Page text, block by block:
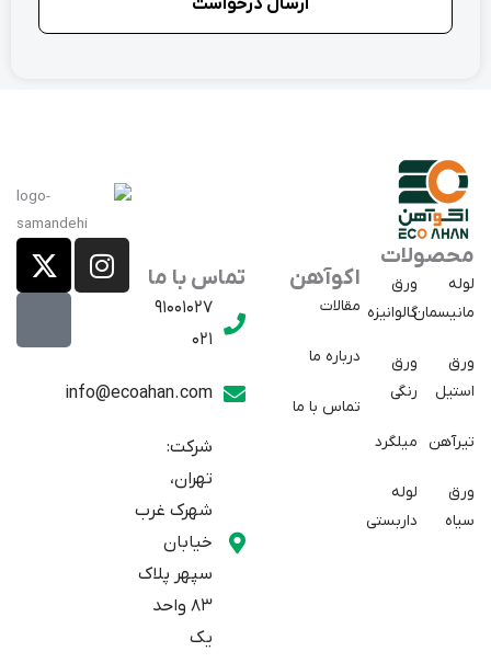
محصولات
لوله
مانیسمان
ورق
استیل
تیرآهن
ورق
سیاه
ورق
گالوانیزه
ورق
رنگی
میلگرد
لوله
داربستی
اکوآهن
مقالات
درباره ما
تماس با ما
تماس با ما
91001027
021
info@ecoahan.com
شرکت:
تهران،
شهرک غرب
خیابان
سپهر پلاک
83 واحد
یک
I
n
g
X
-
E
a